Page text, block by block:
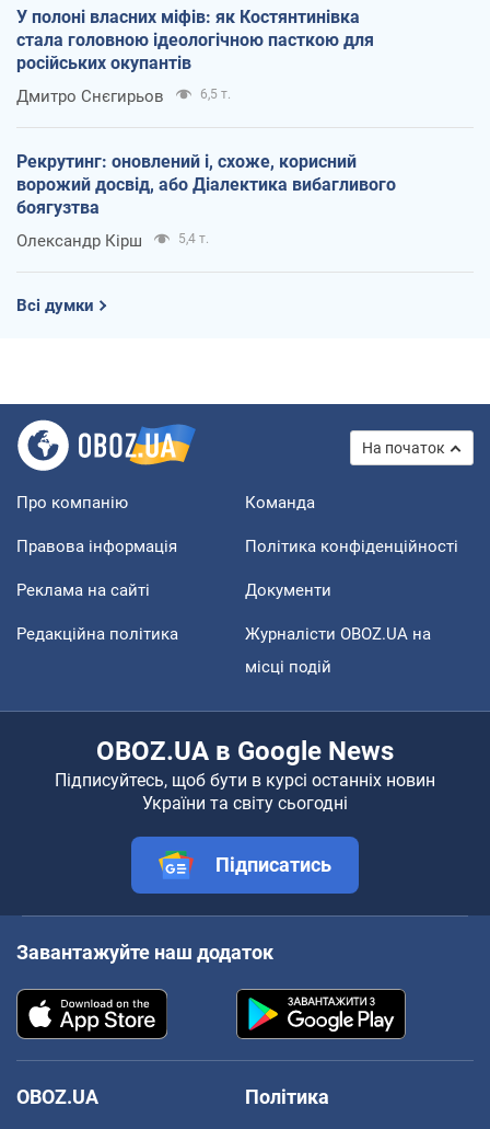
У полоні власних міфів: як Костянтинівка
стала головною ідеологічною пасткою для
російських окупантів
Дмитро Снєгирьов 6,5 т.
Рекрутинг: оновлений і, схоже, корисний
ворожий досвід, або Діалектика вибагливого
боягузтва
Олександр Кірш 5,4 т.
Всі думки
На початок
Про компанію Команда
Правова інформація Політика конфіденційності
Реклама на сайті Документи
Редакційна політика
Журналісти OBOZ.UA на
місці подій
OBOZ.UA в Google News
Підписуйтесь, щоб бути в курсі останніх новин
України та світу сьогодні
Підписатись
Завантажуйте наш додаток
OBOZ.UA
Політика